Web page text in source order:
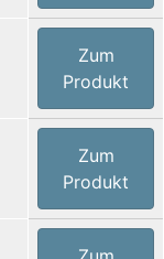
Zum
Produkt
Zum
Produkt